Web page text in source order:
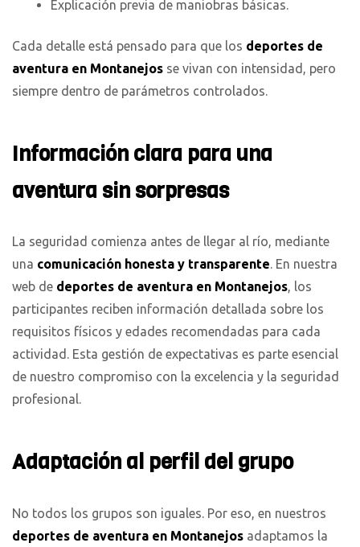
Explicación previa de maniobras básicas.
Cada detalle está pensado para que los deportes de
aventura en Montanejos se vivan con intensidad, pero
siempre dentro de parámetros controlados.
Información clara para una
aventura sin sorpresas
La seguridad comienza antes de llegar al río, mediante
una comunicación honesta y transparente. En nuestra
web de deportes de aventura en Montanejos, los
participantes reciben información detallada sobre los
requisitos físicos y edades recomendadas para cada
actividad. Esta gestión de expectativas es parte esencial
de nuestro compromiso con la excelencia y la seguridad
profesional.
Adaptación al perfil del grupo
No todos los grupos son iguales. Por eso, en nuestros
deportes de aventura en Montanejos adaptamos la